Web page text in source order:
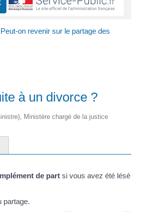
Peut-on revenir sur le partage des
à un divorce ?
Ministère chargé de la justice
de part si vous avez été lésé
partage.